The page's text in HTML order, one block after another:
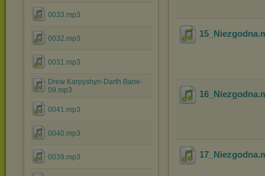
0033.mp3
0032.mp3
0031.mp3
Drew Karpyshyn-Darth Bane-
09.mp3
0041.mp3
0040.mp3
0039.mp3
15_Niezgodna
16_Niezgodna
17_Niezgodna